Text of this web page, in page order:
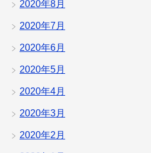
2020年8月
2020年7月
2020年6月
2020年5月
2020年4月
2020年3月
2020年2月